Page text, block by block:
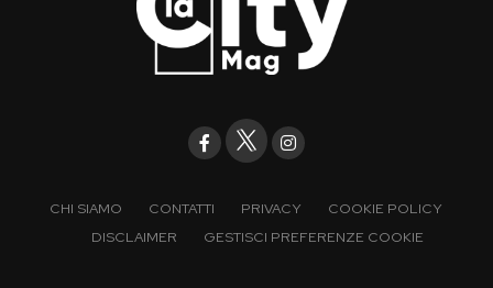
CHI SIAMO CONTATTI PRIVACY
COOKIE POLICY
DISCLAIMER
GESTISCI PREFERENZE COOKIE